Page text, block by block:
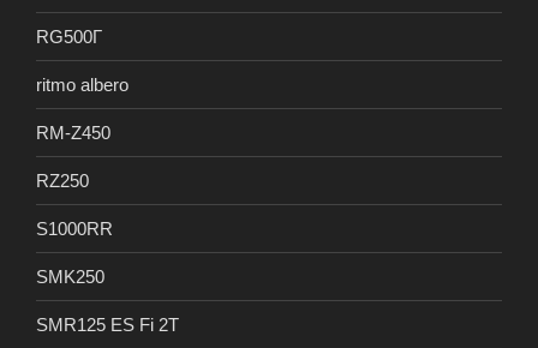
RG500Γ
ritmo albero
RM-Z450
RZ250
S1000RR
SMK250
SMR125 ES Fi 2T